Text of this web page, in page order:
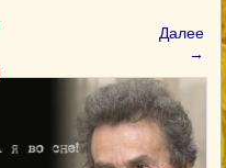
Далее
→